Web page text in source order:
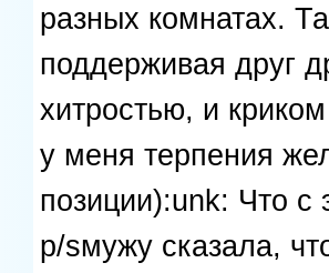
разных комнатах.
поддерживая друг
хитростью, и
у меня терпения
позиции):unk: Что с
p/sмужу сказала,